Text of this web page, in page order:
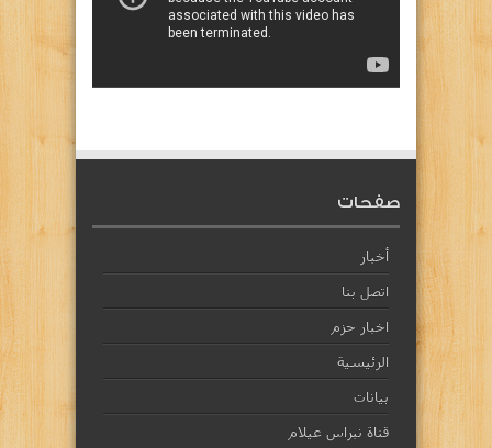
صفحات
أخبار
اتصل بنا
اخبار حزم
الرئيسية
بيانات
قناة نبراس عيلام